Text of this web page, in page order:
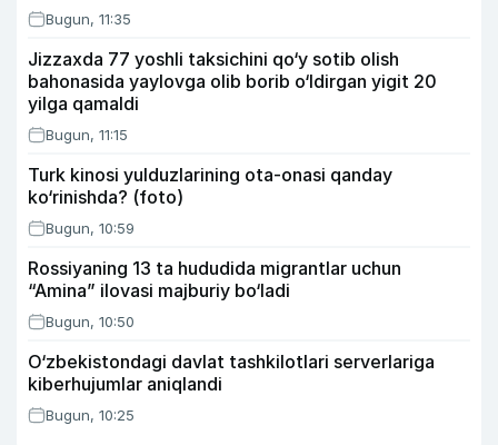
Bugun, 11:35
Jizzaxda 77 yoshli taksichini qo‘y sotib olish
bahonasida yaylovga olib borib o‘ldirgan yigit 20
yilga qamaldi
Bugun, 11:15
Turk kinosi yulduzlarining ota-onasi qanday
ko‘rinishda? (foto)
Bugun, 10:59
Rossiyaning 13 ta hududida migrantlar uchun
“Amina” ilovasi majburiy bo‘ladi
Bugun, 10:50
O‘zbekistondagi davlat tashkilotlari serverlariga
kiberhujumlar aniqlandi
Bugun, 10:25